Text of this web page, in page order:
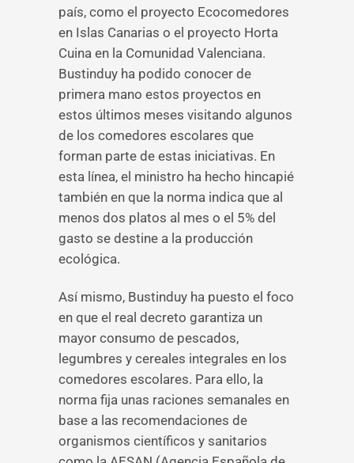
país, como el proyecto Ecocomedores
en Islas Canarias o el proyecto Horta
Cuina en la Comunidad Valenciana.
Bustinduy ha podido conocer de
primera mano estos proyectos en
estos últimos meses visitando algunos
de los comedores escolares que
forman parte de estas iniciativas. En
esta línea, el ministro ha hecho hincapié
también en que la norma indica que al
menos dos platos al mes o el 5% del
gasto se destine a la producción
ecológica.
Así mismo, Bustinduy ha puesto el foco
en que el real decreto garantiza un
mayor consumo de pescados,
legumbres y cereales integrales en los
comedores escolares. Para ello, la
norma fija unas raciones semanales en
base a las recomendaciones de
organismos científicos y sanitarios